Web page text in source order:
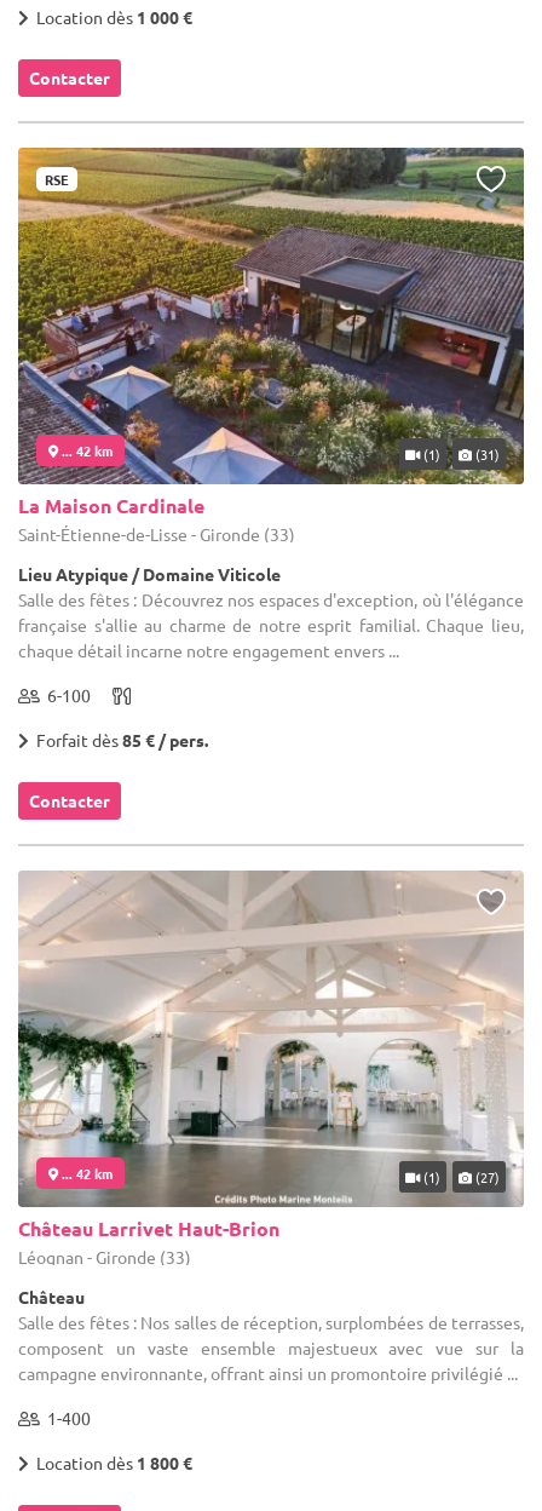
Location dès 1 000 €
Contacter
RSE
... 42 km (1) (31)
La Maison Cardinale
Saint-Étienne-de-Lisse - Gironde (33)
Lieu Atypique / Domaine Viticole
Salle des fêtes : Découvrez nos espaces d'exception, où l'élégance
française s'allie au charme de notre esprit familial. Chaque lieu,
chaque détail incarne notre engagement envers ...
6-100
Forfait dès85 € / pers.
Contacter
... 42 km (1) (27)
Château Larrivet Haut-Brion
Léognan - Gironde (33)
Château
Salle des fêtes : Nos salles de réception, surplombées de terrasses,
composent un vaste ensemble majestueux avec vue sur la
campagne environnante, offrant ainsi un promontoire privilégié ...
1-400
Location dès 1 800 €